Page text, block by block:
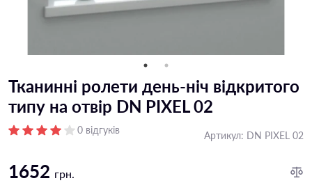
Тканинні ролети день-ніч відкритого
типу на отвір DN PIXEL 02
0 відгуків Артикул: DN PIXEL 02
1652 грн.